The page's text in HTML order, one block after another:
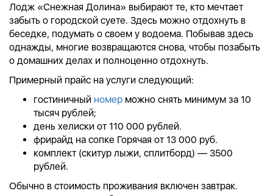
Лодж «Снежная Долина» выбирают те, кто мечтает
забыть о городской суете. Здесь можно отдохнуть в
беседке, подумать о своем у водоема. Побывав здесь
однажды, многие возвращаются снова, чтобы позабыть
о домашних делах и полноценно отдохнуть.
Примерный прайс на услуги следующий:
гостиничный номер можно снять минимум за 10
тысяч рублей;
день хелиски от 110 000 рублей.
фрирайд на сопке Горячая от 13 000 руб.
комплект (скитур лыжи, сплитборд) — 3500
рублей.
Обычно в стоимость проживания включен завтрак.